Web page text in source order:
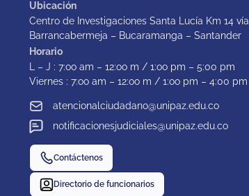
Ubicación
Centro de Investigaciones Santa Lucía Km 14 vía
Barrancabermeja – Bucaramanga – Santander
Horario
L – J : 7:oo am – 12:oo m / 1:oo pm – 5:00 pm
Viernes : 7:oo am – 12:oo m / 1:oo pm – 4:00 pm
atencionalciudadano@unipaz.edu.co
notificacionesjudiciales@unipaz.edu.co
Contáctenos
Directorio de funcionarios